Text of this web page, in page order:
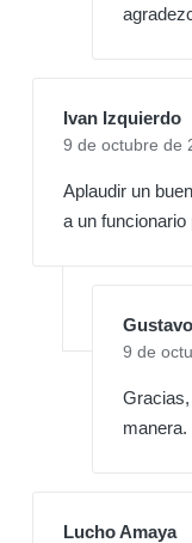
Ivan Izquierdo
9 de octubre de
Aplaudir un
a un
9 de
manera.
Lucho Amaya